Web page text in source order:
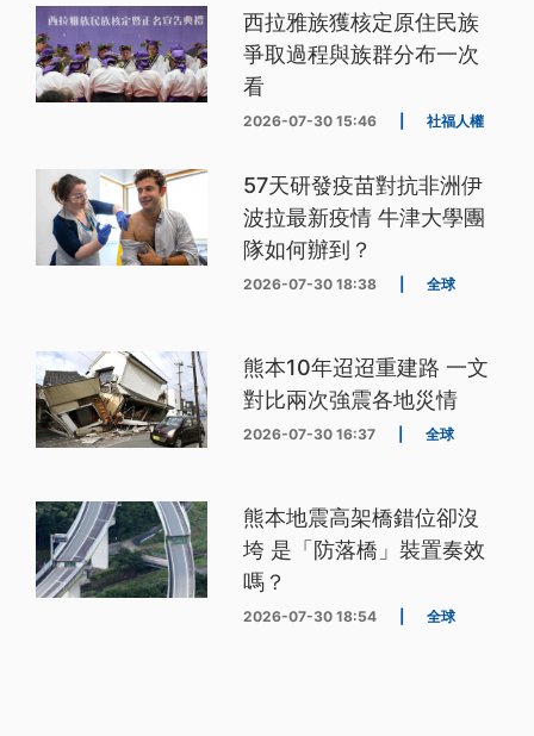
西拉雅族獲核定原住民族
爭取過程與族群分布一次
看
2026-07-30 15:46 社福人權
57天研發疫苗對抗非洲伊
波拉最新疫情 牛津大學團
隊如何辦到？
2026-07-30 18:38 全球
熊本10年迢迢重建路 一文
對比兩次強震各地災情
2026-07-30 16:37 全球
熊本地震高架橋錯位卻沒
垮 是「防落橋」裝置奏效
嗎？
2026-07-30 18:54 全球